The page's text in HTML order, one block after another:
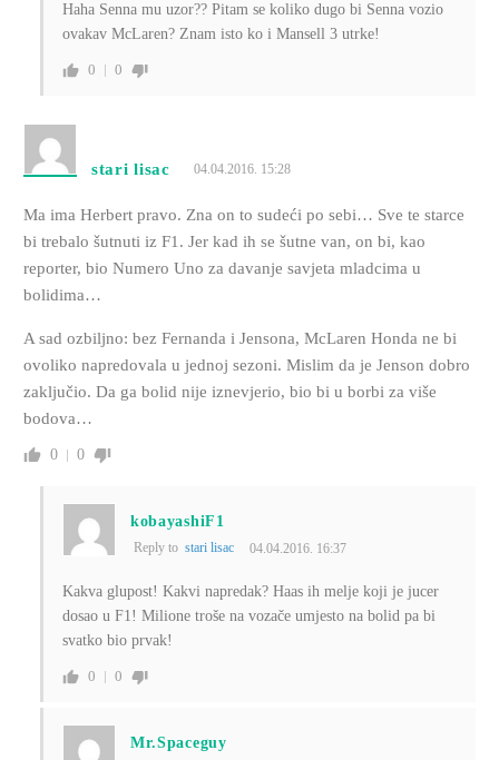
Haha Senna mu uzor?? Pitam se koliko dugo bi Senna vozio
ovakav McLaren? Znam isto ko i Mansell 3 utrke!
0 0
stari lisac 04.04.2016. 15:28
Ma ima Herbert pravo. Zna on to sudeći po sebi… Sve te starce
bi trebalo šutnuti iz F1. Jer kad ih se šutne van, on bi, kao
reporter, bio Numero Uno za davanje savjeta mladcima u
bolidima…
A sad ozbiljno: bez Fernanda i Jensona, McLaren Honda ne bi
ovoliko napredovala u jednoj sezoni. Mislim da je Jenson dobro
zaključio. Da ga bolid nije iznevjerio, bio bi u borbi za više
bodova…
0 0
kobayashiF1
Reply to stari lisac 04.04.2016. 16:37
Kakva glupost! Kakvi napredak? Haas ih melje koji je jucer
dosao u F1! Milione troše na vozače umjesto na bolid pa bi
svatko bio prvak!
0 0
Mr.Spaceguy